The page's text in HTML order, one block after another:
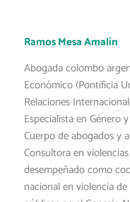
Ramos Mesa Amalín
Abogada colombo
Económico (Pontificia
Relaciones
Especialista en Género
Cuerpo de abogados y
Consultora en
desempeñado como
nacional en violencia